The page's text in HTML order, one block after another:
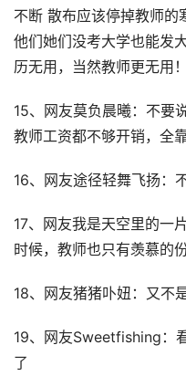
不断 散布应该停掉教师的
他们她们没考大学也能发
历无用，当然教师更无用！
15、网友莫负晨曦：不要
教师工资都不够开销，全
16、网友途径轻舞飞扬：
17、网友我是天空里的一
时候，教师也只有羡慕的
18、网友猪猪卟妞：又不
19、网友Sweetfishing：
了